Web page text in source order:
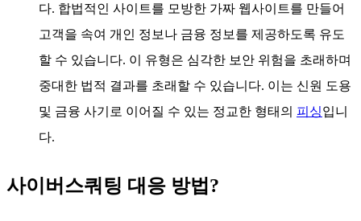
다. 합법적인 사이트를 모방한 가짜 웹사이트를 만들어
고객을 속여 개인 정보나 금융 정보를 제공하도록 유도
할 수 있습니다. 이 유형은 심각한 보안 위험을 초래하며
중대한 법적 결과를 초래할 수 있습니다. 이는 신원 도용
및 금융 사기로 이어질 수 있는 정교한 형태의 피싱입니
다.
사이버스쿼팅 대응 방법?